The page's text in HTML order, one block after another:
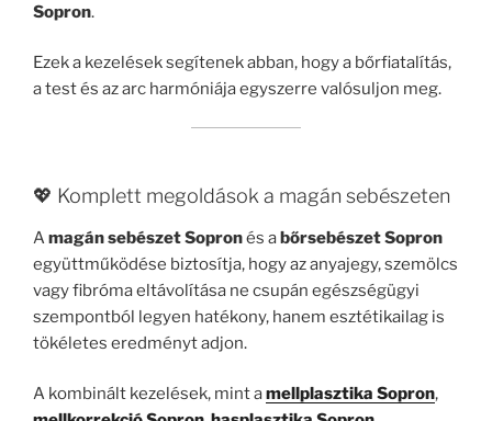
Sopron.
Ezek a kezelések segítenek abban, hogy a bőrfiatalítás,
a test és az arc harmóniája egyszerre valósuljon meg.
💖 Komplett megoldások a magán sebészeten
Amagán sebészet Sopronés abőrsebészet Sopron
együttműködése biztosítja, hogy az anyajegy, szemölcs
vagy fibróma eltávolítása ne csupán egészségügyi
szempontból legyen hatékony, hanem esztétikailag is
tökéletes eredményt adjon.
A kombinált kezelések, mint amellplasztika Sopron,